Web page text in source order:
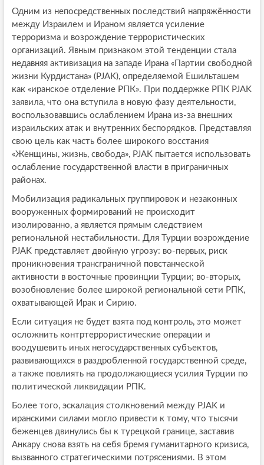
Одним из непосредственных последствий напряжённости
между Израилем и Ираном является усиление
терроризма и возрождение террористических
организаций. Явным признаком этой тенденции стала
недавняя активизация на западе Ирана «Партии свободной
жизни Курдистана» (PJAK), определяемой Ешильташем
как «иранское отделение РПК». При поддержке РПК PJAK
заявила, что она вступила в новую фазу деятельности,
воспользовавшись ослаблением Ирана из-за внешних
израильских атак и внутренних беспорядков. Представляя
свою цель как часть более широкого восстания
«Женщины, жизнь, свобода», PJAK пытается использовать
ослабление государственной власти в приграничных
районах.
Мобилизация радикальных группировок и незаконных
вооруженных формирований не происходит
изолированно, а является прямым следствием
региональной нестабильности. Для Турции возрождение
PJAK представляет двойную угрозу: во-первых, риск
проникновения трансграничной повстанческой
активности в восточные провинции Турции; во-вторых,
возобновление более широкой региональной сети РПК,
охватывающей Ирак и Сирию.
Если ситуация не будет взята под контроль, это может
осложнить контртеррористические операции и
воодушевить иных негосударственных субъектов,
развивающихся в раздробленной государственной среде,
а также повлиять на продолжающиеся усилия Турции по
политической ликвидации РПК.
Более того, эскалация столкновений между PJAK и
иранскими силами могло привести к тому, что тысячи
беженцев двинулись бы к турецкой границе, заставив
Анкару снова взять на себя бремя гуманитарного кризиса,
вызванного стратегическими потрясениями. В этом